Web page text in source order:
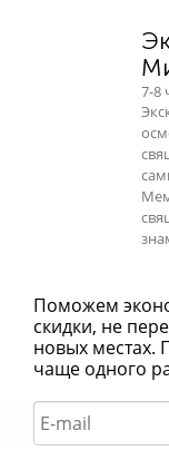
7-8
Поможем
скидки, не
новых местах.
чаще одного